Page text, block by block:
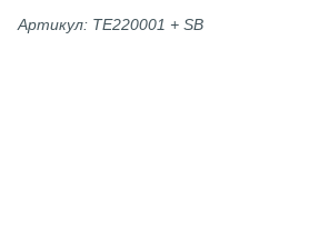
Артикул: TE220001 + SB